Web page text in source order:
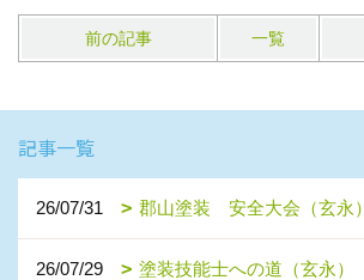
前の記事 一覧
記事一覧
26/07/31 郡山塗装 安全大会（玄永）
26/07/29 塗装技能士への道（玄永）